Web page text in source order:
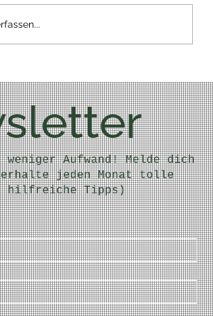
weniger Aufwand! Melde dich
jeden Monat tolle
hilfreiche Tipps)